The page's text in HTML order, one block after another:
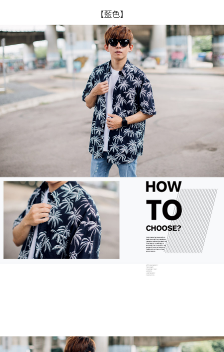
２．便利：只要手機號碼，簡訊認證，即可結帳。
【「AFTEE先享後付」結帳流程】
１．於結帳方式選擇「AFTEE先享後付」後，將跳轉至「AFTEE先享後付」
結帳頁面，進行簡訊認證並確認金額後，即可完成結帳。
２．訂單成立數日內，您將收到繳費通知簡訊。
３．收到繳費通知簡訊後14天內，點擊此簡訊中的連結，可透過四大超商／
ATM／網路銀行／等多元方式進行付款，方視為交易完成。
※ 請注意：結帳手續完成當下不需立刻繳費，但若您需要取消訂單，請聯絡
購買商品的店家。未經商家同意取消之訂單仍視為有效，需透過AFTEE先享
後付繳納相關費用。
※ 交易是否成功請以「AFTEE先享後付 」之結帳頁面顯示為準，若有關於
是否繳費成功／繳費後需取消欲退款等相關疑問，請聯繫「AFTEE先享後付
https://netprotections.freshdesk.com/support/home
１．透過由恩沛科技股份有限公司提供之「AFTEE先享後付」服務完成之交
易，需依本服務之必要範圍內提供個人資料，並將交易相關給付款項請求債
權轉讓予恩沛科技股份有限公司。
２．關於個人資料處理事宜，請瀏覽以下網址：
https://aftee.tw/terms/#terms3
３．未成年的使用者請事先徵得法定代理人或監護人之同意方可使用
「AFTEE先享後付」，若未經同意申辦者引起之損失，本公司不負相關責
任。
４．使用「AFTEE先享後付」時，將依據個別帳號之用戶狀況，依本公司即
時審查核予不同之上限額度；若仍有額度不足之情形，本公司將視審查結果
請求用戶進行身份認證。
５．嚴禁一人註冊多個帳號或使用他人資訊註冊。若發現惡意使用之情形，
恩沛科技股份有限公司將有權停止該用戶之使用額度並採取法律行動。
全家付款取貨
每筆NT$80，滿NT$1,800(含以上)免運費
先付款後全家取貨
每筆NT$80，滿NT$1,800(含以上)免運費
7-11付款取貨
每筆NT$80，滿NT$1,800(含以上)免運費
每筆NT$80，滿NT$1,800(含以上)免運費
每筆NT$120，滿NT$3,000(含以上)免運費
海外宅配 (TWD)
【藍色】